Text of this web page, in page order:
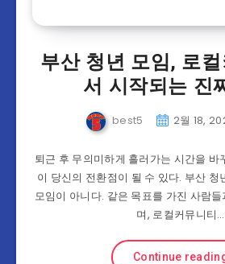
부산 청년 모임, 로컬
서 시작되는 진
best5 2월 18,
퇴근 후 무의미하게 흘러가는 시간을 바
이 당신의 전환점이 될 수 있다. 부산 청
모임이 아니다. 같은 목표를 가진 사람
며, 로컬커뮤니티…
Continue